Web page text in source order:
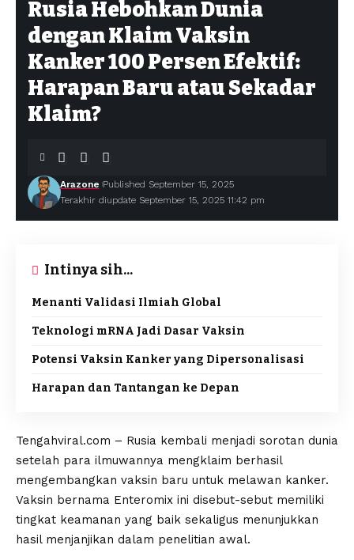
Rusia Hebohkan Dunia
dengan Klaim Vaksin
Kanker 100 Persen Efektif:
Harapan Baru atau Sekadar
Klaim?
Terakhir diupdate September 15, 2025 11:42 pm
Arazone Published September 15, 2025
Intinya sih...
Menanti Validasi Ilmiah Global
Teknologi mRNA Jadi Dasar Vaksin
Potensi Vaksin Kanker yang Dipersonalisasi
Harapan dan Tantangan ke Depan
Tengahviral.com – Rusia kembali menjadi sorotan dunia
setelah para ilmuwannya mengklaim berhasil
mengembangkan vaksin baru untuk melawan kanker.
Vaksin bernama Enteromix ini disebut-sebut memiliki
tingkat keamanan yang baik sekaligus menunjukkan
hasil menjanjikan dalam penelitian awal.